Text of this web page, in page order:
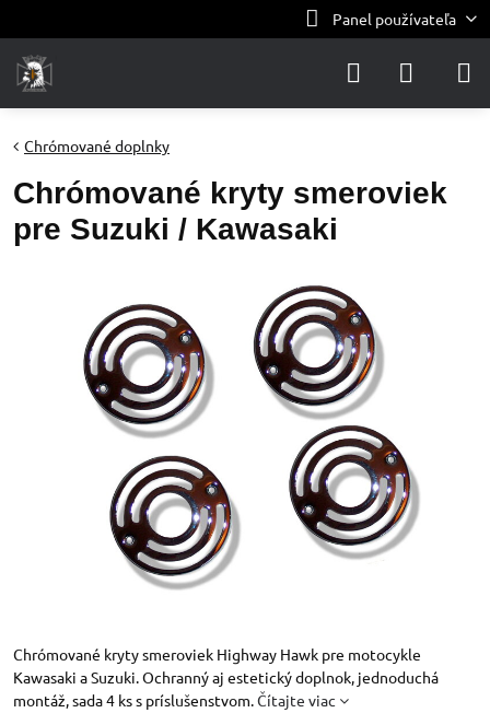
Panel používateľa
Chrómované doplnky
Chrómované kryty smeroviek
pre Suzuki / Kawasaki
Chrómované kryty smeroviek Highway Hawk pre motocykle
Kawasaki a Suzuki. Ochranný aj estetický doplnok, jednoduchá
montáž, sada 4 ks s príslušenstvom.Čítajte viac